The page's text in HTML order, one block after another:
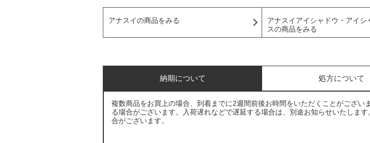
アナスイの商品をみる
アナスイアイシャドウ・アイシ
スの商品をみる
納期について 処方について
複数商品をお買上の場合、到着までに2週間前後お時間をいただくことがござ
る場合がございます。入荷遅れなどで遅延する場合は、別途お知らせいたしま
合がございます。